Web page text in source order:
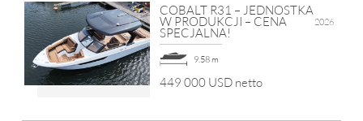
COBALT R31 – JEDNOSTKA
W PRODUKCJI – CENA
SPECJALNA!
2026
9.58 m
449 000 USD netto